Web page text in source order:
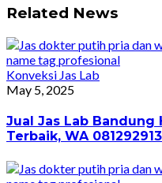
Related News
Konveksi Jas Lab
May 5, 2025
Jual Jas Lab Bandung
Terbaik, WA